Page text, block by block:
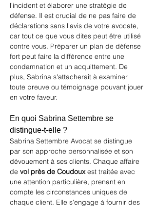
l'incident et élaborer une stratégie de
défense. Il est crucial de ne pas faire de
déclarations sans l'avis de votre avocate,
car tout ce que vous dites peut être utilisé
contre vous. Préparer un plan de défense
fort peut faire la différence entre une
condamnation et un acquittement. De
plus, Sabrina s'attacherait à examiner
toute preuve ou témoignage pouvant jouer
en votre faveur.
En quoi Sabrina Settembre se
distingue-t-elle ?
Sabrina Settembre Avocat se distingue
par son approche personnalisée et son
dévouement à ses clients. Chaque affaire
de vol près de Coudoux est traitée avec
une attention particulière, prenant en
compte les circonstances uniques de
chaque client. Elle s'engage à fournir des